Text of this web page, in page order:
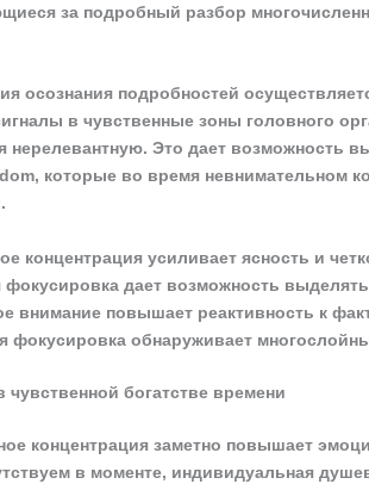
за подробный разбор
осознания подробностей
в чувственные зоны головного
нерелевантную. Это дает возможность
которые во время невнимательном
концентрация усиливает ясность и
фокусировка дает возможность
внимание повышает реактивность к
фокусировка обнаруживает
чувственной богатстве времени
концентрация заметно повышает
в моменте, индивидуальная